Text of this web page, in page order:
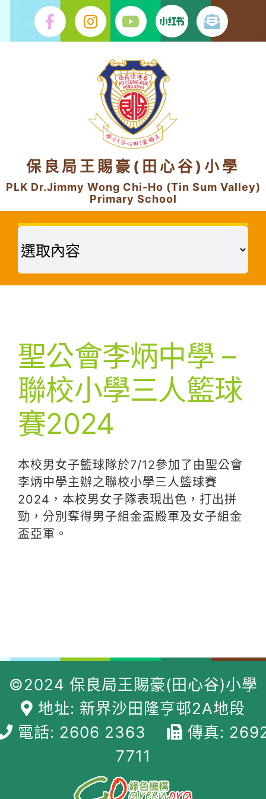
content
保良局王賜豪(田心谷)小學
PLK Dr.Jimmy Wong Chi-Ho (Tin Sum Valley)
Primary School
聖公會李炳中學 –
聯校小學三人籃球
賽2024
本校男女子籃球隊於7/12參加了由聖公會
李炳中學主辦之聯校小學三人籃球賽
2024，本校男女子隊表現出色，打出拼
勁，分別奪得男子組金盃殿軍及女子組金
盃亞軍。
©2024 保良局王賜豪(田心谷)小學
地址: 新界沙田隆亨邨2A地段
電話: 2606 2363
傳真:
7711